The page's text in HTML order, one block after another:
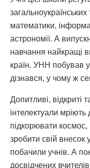
математики,
астрономії. А
навчання найкращі
країн. УНН побував
дізнався, у чому ж
Допитливі, відкриті
інтелектуали мріють
підкорювати космос,
зробити свій
побачили учнів. А
досвідчених